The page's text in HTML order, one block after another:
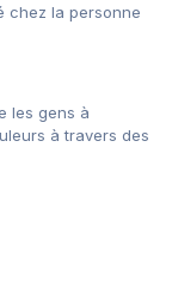
chez la personne
les gens à
à travers des